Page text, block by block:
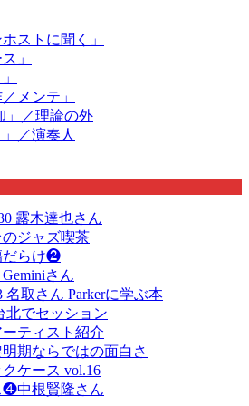
ストに聞く」
」
メンテ」
」／理論の外
／演奏人
露木達也さん
ジャズ喫茶
だらけ❷
さん
名取さん Parkerに学ぶ本
でセッション
ティスト紹介
期ならではの面白さ
ケース vol.16
❹中根賢隆さん